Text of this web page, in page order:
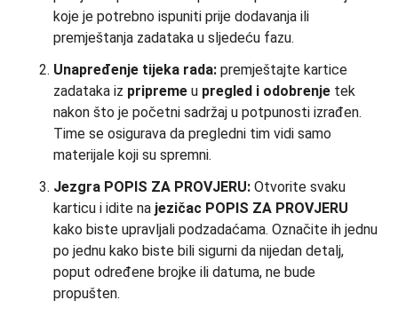
koje je potrebno ispuniti prije dodavanja ili
premještanja zadataka u sljedeću fazu.
Unapređenje tijeka rada: premještajte kartice
zadataka iz pripreme u pregled i odobrenje tek
nakon što je početni sadržaj u potpunosti izrađen.
Time se osigurava da pregledni tim vidi samo
materijale koji su spremni.
Jezgra POPIS ZA PROVJERU: Otvorite svaku
karticu i idite na jezičac POPIS ZA PROVJERU
kako biste upravljali podzadaćama. Označite ih jednu
po jednu kako biste bili sigurni da nijedan detalj,
poput određene brojke ili datuma, ne bude
propušten.